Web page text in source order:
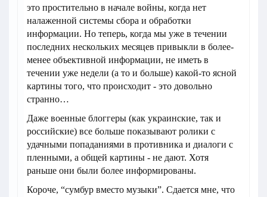
это простительно в начале войны, когда нет
налаженной системы сбора и обработки
информации. Но теперь, когда мы уже в течении
последних нескольких месяцев привыкли в более-
менее объективной информации, не иметь в
течении уже недели (а то и больше) какой-то ясной
картины того, что происходит - это довольно
странно…
Даже военные блоггеры (как украинские, так и
российские) все больше показывают ролики с
удачными попаданиями в противника и диалоги с
пленными, а общей картины - не дают. Хотя
раньше они были более информированы.
Короче, “сумбур вместо музыки”. Сдается мне, что